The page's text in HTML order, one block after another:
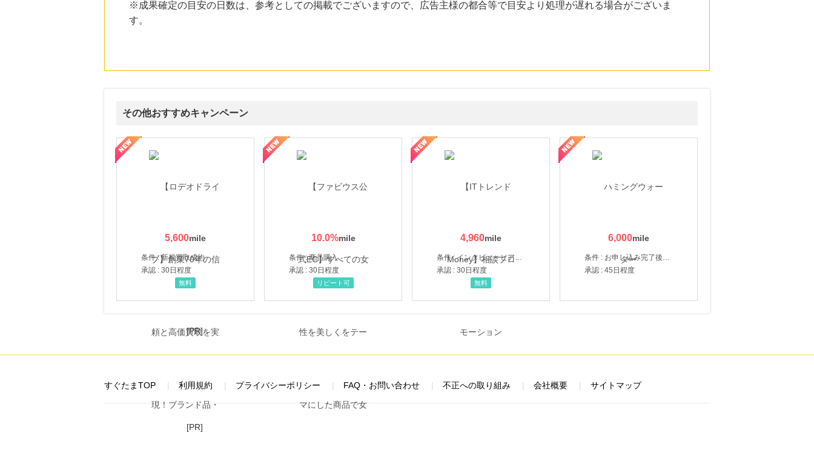
※成果確定の目安の日数は、参考としての掲載でございますので、広告主様の都合等で目安より処理が遅れる場合がございま
す。
その他おすすめキャンペーン
5,600
条件 : 新規買取成約
承認 : 30日程度
無料
10.0%
条件 : 商品購入
承認 : 30日程度
くをテーマにした商品で女性の美を応援しています
リピート可
4,960
条件 : インタビューヒアリング完了
承認 : 30日程度
【ITトレンドMoney】相談プロモーション
無料
6,000
条件 : お申し込み完了後、決済登録完了と1ヶ月以内のサーバー初回設置。
承認 : 45日程度
ハミングウォーター【販売代理店】
[PR]
すぐたまTOP 利用規約 プライバシーポリシー FAQ・お問い合わせ 不正への取り組み 会社概要 サイトマップ
[PR]